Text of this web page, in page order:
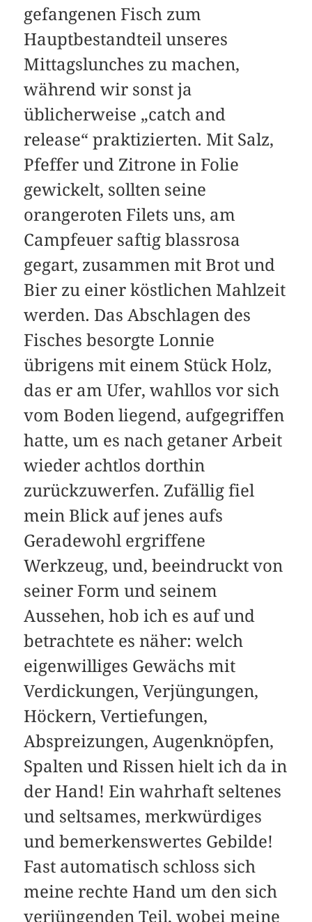
gefangenen Fisch zum
Hauptbestandteil unseres
Mittagslunches zu machen,
während wir sonst ja
üblicherweise „catch and
release“ praktizierten. Mit Salz,
Pfeffer und Zitrone in Folie
gewickelt, sollten seine
orangeroten Filets uns, am
Campfeuer saftig blassrosa
gegart, zusammen mit Brot und
Bier zu einer köstlichen Mahlzeit
werden. Das Abschlagen des
Fisches besorgte Lonnie
übrigens mit einem Stück Holz,
das er am Ufer, wahllos vor sich
vom Boden liegend, aufgegriffen
hatte, um es nach getaner Arbeit
wieder achtlos dorthin
zurückzuwerfen. Zufällig fiel
mein Blick auf jenes aufs
Geradewohl ergriffene
Werkzeug, und, beeindruckt von
seiner Form und seinem
Aussehen, hob ich es auf und
betrachtete es näher: welch
eigenwilliges Gewächs mit
Verdickungen, Verjüngungen,
Höckern, Vertiefungen,
Abspreizungen, Augenknöpfen,
Spalten und Rissen hielt ich da in
der Hand! Ein wahrhaft seltenes
und seltsames, merkwürdiges
und bemerkenswertes Gebilde!
Fast automatisch schloss sich
meine rechte Hand um den sich
verjüngenden Teil, wobei meine